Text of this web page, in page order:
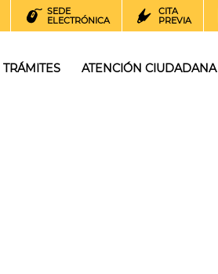
SEDE
ELECTRÓNICA
CITA
PREVIA
TRÁMITES ATENCIÓN CIUDADANA